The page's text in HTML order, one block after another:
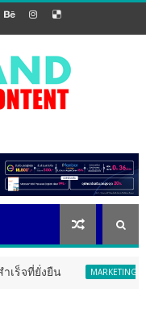
MARKETING PMT The